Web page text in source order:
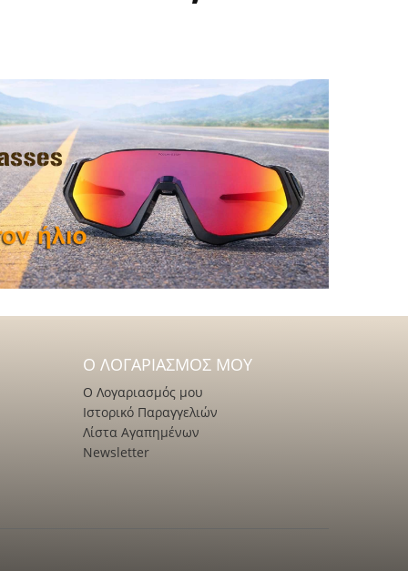
Ο ΛΟΓΑΡΙΑΣΜΌΣ ΜΟΥ
Ο Λογαριασμός μου
Ιστορικό Παραγγελιών
Λίστα Αγαπημένων
Newsletter